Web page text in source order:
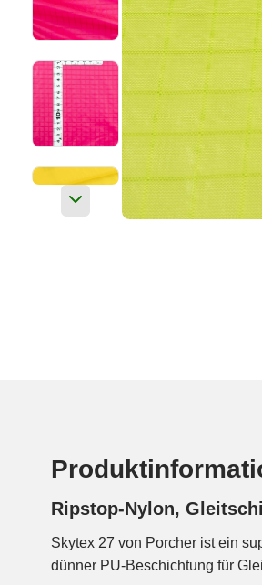
Ripstop-Nylon,
Skytex 27 von Porcher ist ein
dünner PU-Beschichtung für
sehr dicht gewebt, daher dehnt